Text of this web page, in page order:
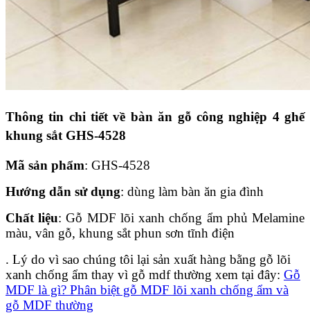
Thông tin chi tiết về bàn ăn gỗ công nghiệp 4 ghế
khung sắt GHS-4528
Mã sản phẩm: GHS-4528
Hướng dẫn sử dụng: dùng làm bàn ăn gia đình
Chất liệu: Gỗ MDF lõi xanh chống ẩm phủ Melamine
màu, vân gỗ, khung sắt phun sơn tĩnh điện
. Lý do vì sao chúng tôi lại sản xuất hàng bằng gỗ lõi
xanh chống ẩm thay vì gỗ mdf thường xem tại đây: Gỗ
MDF là gì? Phân biệt gỗ MDF lõi xanh chống ẩm và
gỗ MDF thường